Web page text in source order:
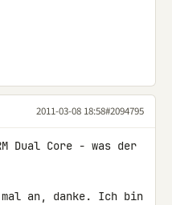
2011-03-08 18:58#2094795
an, danke. Ich bin